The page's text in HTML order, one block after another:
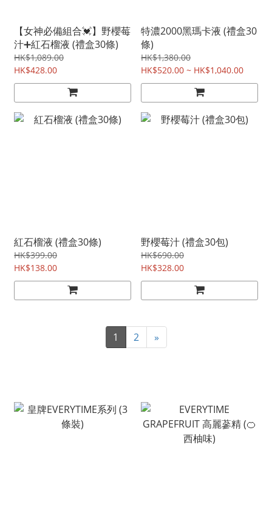
【女神必備組合💓】野櫻莓
汁➕紅石榴液 (禮盒30條)
HK$1,089.00
HK$428.00
特濃2000黑瑪卡液 (禮盒30
條)
HK$1,380.00
HK$520.00 ~ HK$1,040.00
紅石榴液 (禮盒30條)
HK$399.00
HK$138.00
野櫻莓汁 (禮盒30包)
HK$690.00
HK$328.00
1 2 »